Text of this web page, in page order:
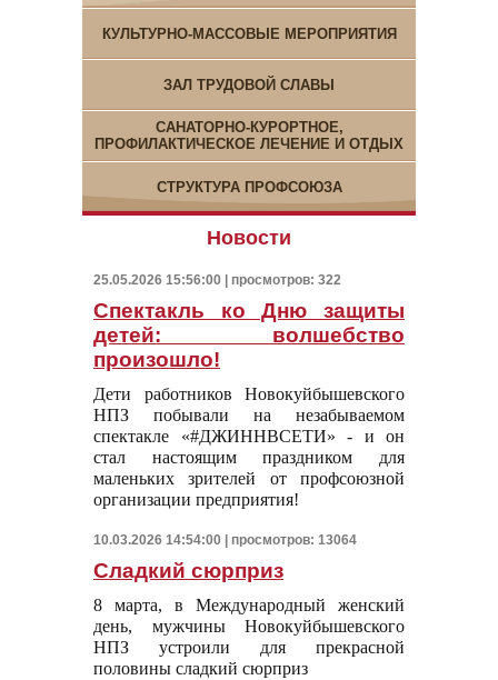
КУЛЬТУРНО-МАССОВЫЕ МЕРОПРИЯТИЯ
ЗАЛ ТРУДОВОЙ СЛАВЫ
САНАТОРНО-КУРОРТНОЕ,
ПРОФИЛАКТИЧЕСКОЕ ЛЕЧЕНИЕ И ОТДЫХ
СТРУКТУРА ПРОФСОЮЗА
Новости
25.05.2026 15:56:00 | просмотров: 322
Спектакль ко Дню защиты
детей: волшебство
произошло!
Дети работников Новокуйбышевского
НПЗ побывали на незабываемом
спектакле «#ДЖИННВСЕТИ» - и он
стал настоящим праздником для
маленьких зрителей от профсоюзной
организации предприятия!
10.03.2026 14:54:00 | просмотров: 13064
Сладкий сюрприз
8 марта, в Международный женский
день, мужчины Новокуйбышевского
НПЗ устроили для прекрасной
половины сладкий сюрприз